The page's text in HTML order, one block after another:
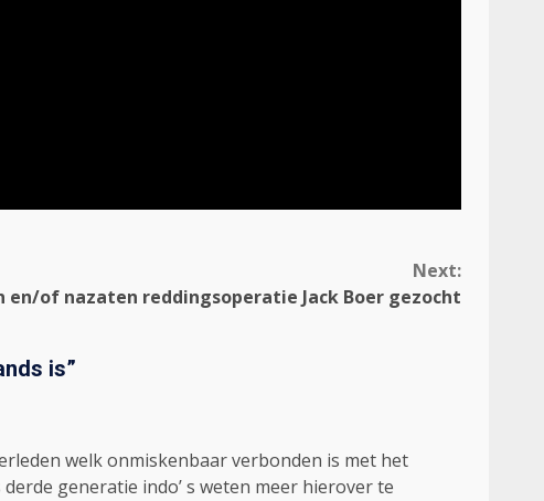
Next:
en/of nazaten reddingsoperatie Jack Boer gezocht
is”
welk onmiskenbaar verbonden is met het
generatie indo’ s weten meer hierover te